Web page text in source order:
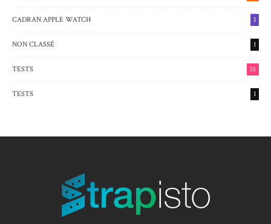
CADRAN APPLE WATCH 1
NON CLASSÉ 1
TESTS 15
TESTS 1